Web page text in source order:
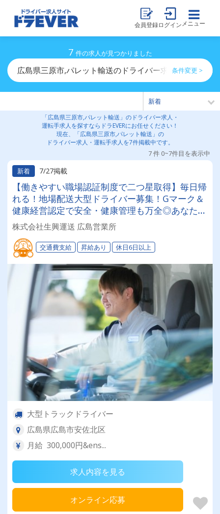
会員登録ログイン メニュー
7 件の求人が見つかりました
広島県三原市,パレット輸送のドライバー求人・運転手求
条件変更 >
「広島県三原市,パレット輸送」のドライバー求人・
運転手求人を探すならドラEVERにお任せください！
現在、「広島県三原市,パレット輸送」の
ドライバー求人・運転手求人を7件掲載中です。
7 件 0~7件目を表示中
新着
7/27掲載
【働きやすい職場認証制度で二つ星取得】毎日帰
れる！地場配送大型ドライバー募集！Gマーク＆
健康経営認定で安全・健康管理も万全◎あなたの
ライフステージに合わせて「選べる働き方」が魅
力の安定企業！
株式会社生興運送 広島営業所
交通費支給 昇給あり 休日6日以上
大型トラックドライバー
広島県広島市安佐北区
月給 300,000円&ens...
求人内容を見る
オンライン応募